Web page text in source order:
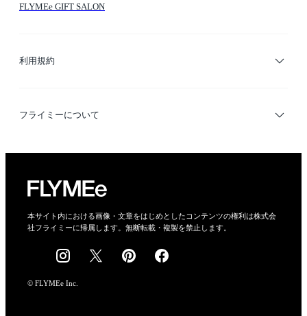
FLYMEe GIFT SALON
利用規約
利用規約
フライミーについて
会社概要
採用情報
本サイト内における画像・文章をはじめとしたコンテンツの権利は株式会
社フライミーに帰属します。無断転載・複製を禁止します。
© FLYMEe Inc.